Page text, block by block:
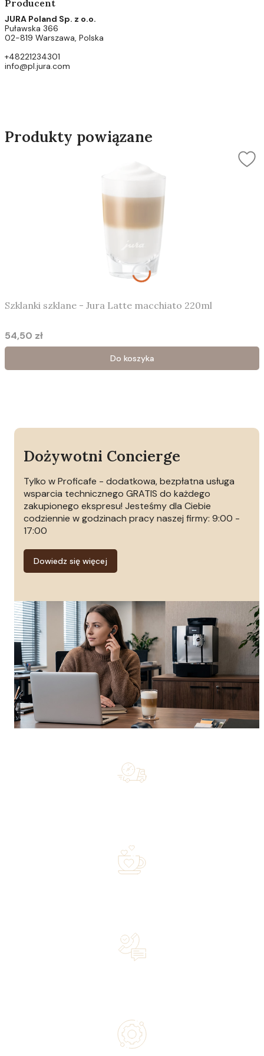
Producent
JURA Poland Sp. z o.o.
Puławska 366
02-819 Warszawa, Polska
+48221234301
info@pl.jura.com
Produkty powiązane
Szklanki szklane - Jura Latte macchiato 220ml
Cena
54,50 zł
Do koszyka
Dożywotni Concierge
Tylko w Proficafe - dodatkowa, bezpłatna usługa
wsparcia technicznego GRATIS do każdego
zakupionego ekspresu! Jesteśmy dla Ciebie
codziennie w godzinach pracy naszej firmy: 9:00 -
17:00
Dowiedz się więcej